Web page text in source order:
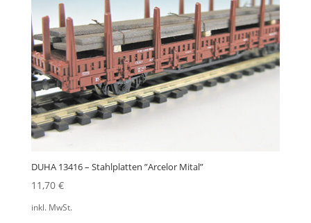
DUHA 13416 – Stahlplatten ”Arcelor Mital”
11,70 €
inkl. MwSt.